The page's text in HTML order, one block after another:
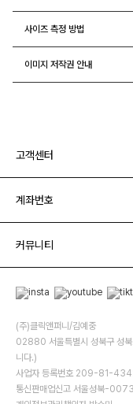
사이즈 측정 방법
이미지 저작권 안내
고객센터
계좌번호
커뮤니티
(주)클릭앤퍼니/김예중
02880 서울특별시 성북구 성
니다.)
사업자 등록번호 209-81-
통신판매업신고 서울성북-